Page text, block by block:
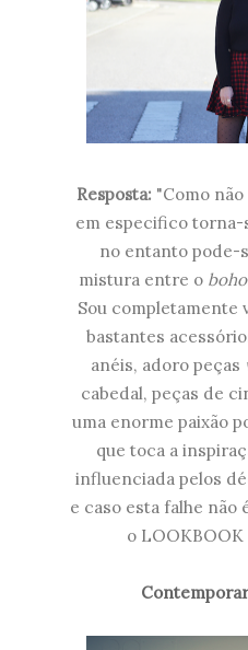
Resposta: "Como
em especifico
no entanto pode-
mistura entre o boho
Sou completamente
bastantes
anéis, adoro peças
cabedal, peças de
uma enorme paixão
que toca a
influenciada pelos
e caso esta falhe não
o LOOKBOOK